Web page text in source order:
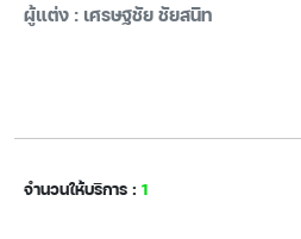
ผู้แต่ง : เศรษฐชัย ชัยสนิท
จำนวนให้บริการ : 1